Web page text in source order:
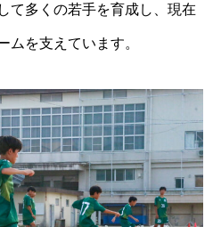
て多くの若手を育成し、現在
ムを支えています。